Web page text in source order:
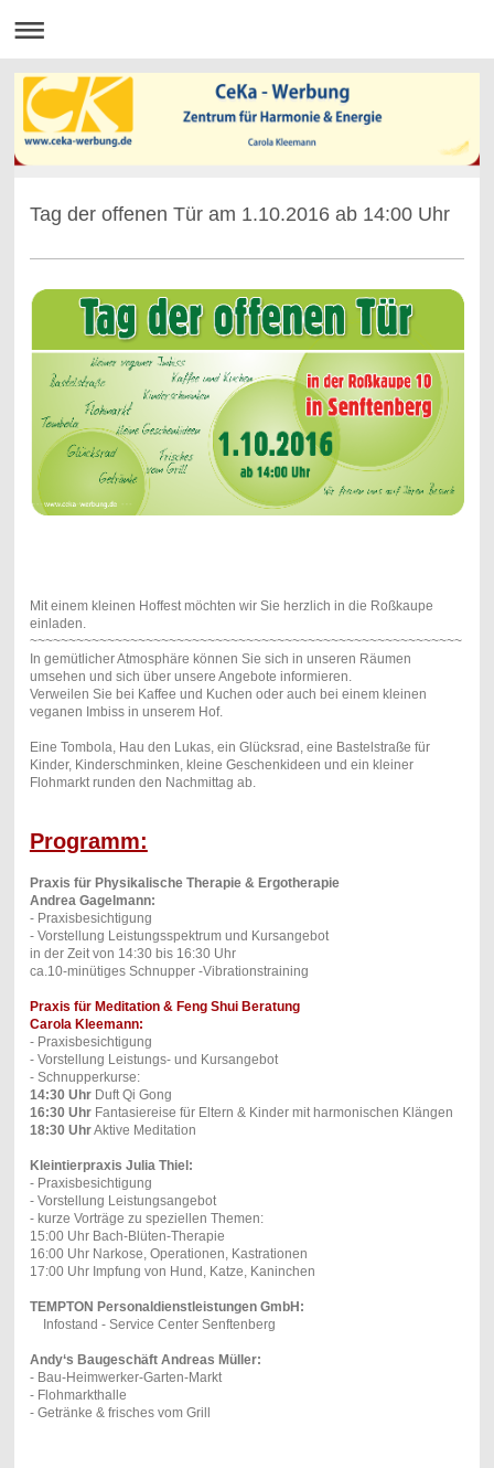
Tag der offenen Tür am 1.10.2016 ab 14:00 Uhr
Mit einem kleinen Hoffest möchten wir Sie herzlich in die Roßkaupe
einladen.
~~~~~~~~~~~~~~~~~~~~~~~~~~~~~~~~~~~~~~~~~~~~~~~~~~~~~~~~
In gemütlicher Atmosphäre können Sie sich in unseren Räumen
umsehen und sich über unsere Angebote informieren.
Verweilen Sie bei Kaffee und Kuchen oder auch bei einem kleinen
veganen Imbiss in unserem Hof.
Eine Tombola, Hau den Lukas, ein Glücksrad, eine Bastelstraße für
Kinder, Kinderschminken, kleine Geschenkideen und ein kleiner
Flohmarkt runden den Nachmittag ab.
Programm:
Praxis für Physikalische Therapie & Ergotherapie
Andrea Gagelmann:
- Praxisbesichtigung
- Vorstellung Leistungsspektrum und Kursangebot
in der Zeit von 14:30 bis 16:30 Uhr
ca.10-minütiges Schnupper -Vibrationstraining
Praxis für Meditation & Feng Shui Beratung
Carola Kleemann:
- Praxisbesichtigung
- Vorstellung Leistungs- und Kursangebot
- Schnupperkurse:
14:30 UhrDuft Qi Gong
16:30 UhrFantasiereise für Eltern & Kinder mit harmonischen Klängen
18:30 UhrAktive Meditation
Kleintierpraxis Julia Thiel:
- Praxisbesichtigung
- Vorstellung Leistungsangebot
- kurze Vorträge zu speziellen Themen:
15:00 Uhr Bach-Blüten-Therapie
16:00 Uhr Narkose, Operationen, Kastrationen
17:00 Uhr Impfung von Hund, Katze, Kaninchen
TEMPTON Personaldienstleistungen GmbH:
Infostand - Service Center Senftenberg
Andy‘s Baugeschäft Andreas Müller:
- Bau-Heimwerker-Garten-Markt
- Flohmarkthalle
- Getränke & frisches vom Grill